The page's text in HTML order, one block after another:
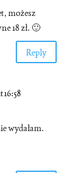
możesz
18 zł. 🙂
Reply
16:58
wydałam.